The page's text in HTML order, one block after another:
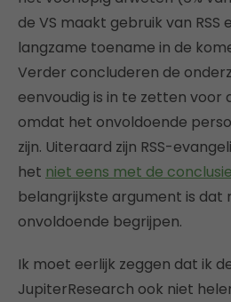
de VS maakt gebruik van
langzame toename in de
Verder concluderen de
eenvoudig is in te zetten
omdat het onvoldoende
zijn. Uiteraard zijn RSS-
het niet eens met de
belangrijkste argument is dat
onvoldoende begrijpen.
Ik moet eerlijk zeggen dat ik
JupiterResearch ook niet